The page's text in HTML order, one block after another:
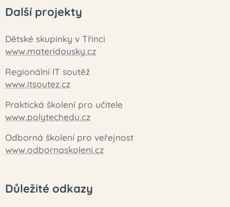
Další projekty
Dětské skupinky v Třinci
www.materidousky.cz
Regionální IT soutěž
www.itsoutez.cz
Praktická školení pro učitele
www.polytechedu.cz
Odborná školení pro veřejnost
www.odbornaskoleni.cz
Důležité odkazy